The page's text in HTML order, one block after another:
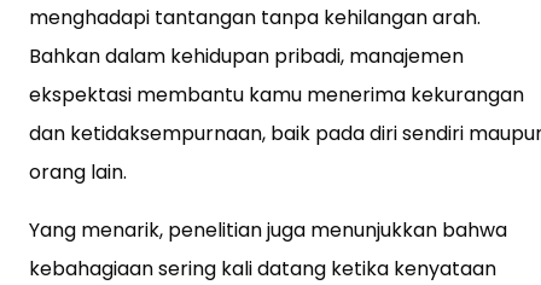
menghadapi tantangan tanpa kehilangan arah.
Bahkan dalam kehidupan pribadi, manajemen
ekspektasi membantu kamu menerima kekurangan
dan ketidaksempurnaan, baik pada diri sendiri
orang lain.
Yang menarik, penelitian juga menunjukkan bahwa
kebahagiaan sering kali datang ketika kenyataan